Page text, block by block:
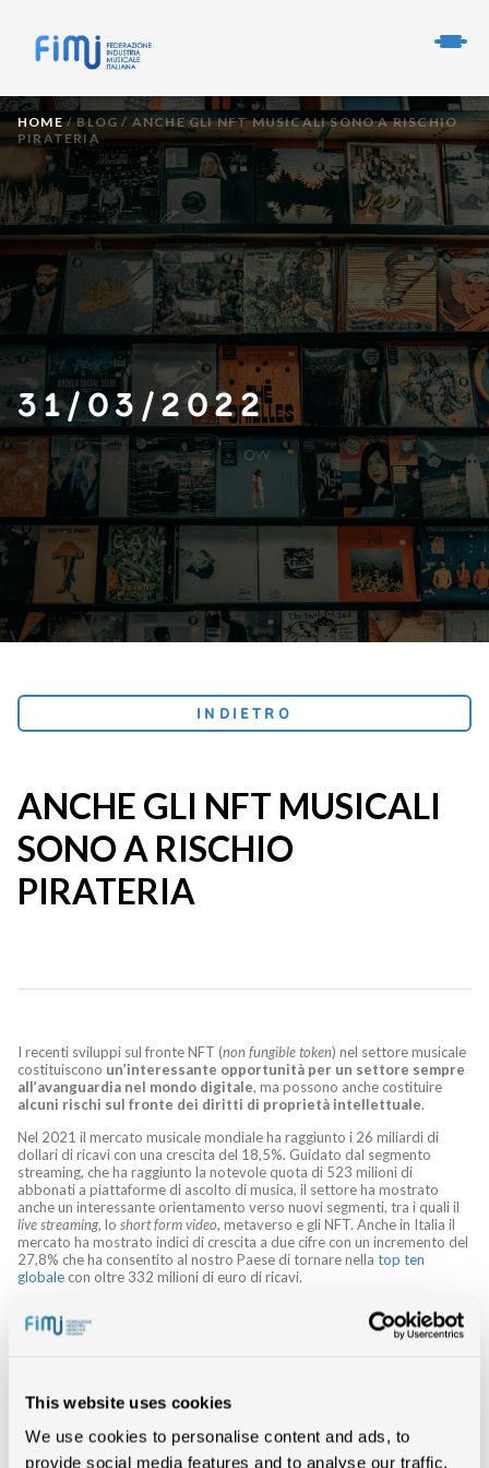
This website uses cookies
We use cookies to personalise content and ads, to
provide social media features and to analyse our traffic.
HOME/BLOG / ANCHE GLI NFT MUSICALI SONO A RISCHIO
PIRATERIA
31/03/2022
INDIETRO
ANCHE GLI NFT MUSICALI
SONO A RISCHIO
PIRATERIA
I recenti sviluppi sul fronte NFT (non fungible token) nel settore musicale
costituiscono un’interessante opportunità per un settore sempre
all’avanguardia nel mondo digitale, ma possono anche costituire
alcuni rischi sul fronte dei diritti di proprietà intellettuale.
Nel 2021 il mercato musicale mondiale ha raggiunto i 26 miliardi di
dollari di ricavi con una crescita del 18,5%. Guidato dal segmento
streaming, che ha raggiunto la notevole quota di 523 milioni di
abbonati a piattaforme di ascolto di musica, il settore ha mostrato
anche un interessante orientamento verso nuovi segmenti, tra i quali il
live streaming, lo short form video, metaverso e gli NFT. Anche in Italia il
mercato ha mostrato indici di crescita a due cifre con un incremento del
27,8% che ha consentito al nostro Paese di tornare nella top ten
globale con oltre 332 milioni di euro di ricavi.
L’innovazione sempre più spinta è alla base dello sviluppo del
settore e si aprono nuovi scenari per le etichette e gli artisti: in
questo contesto ci focalizzeremo sul nascente mondo degli NFT e le
Gli NFT sono di fatto dei certificati digitali che tramite dei pacchetti di
informazioni descrivono e certificano la proprietà di un oggetto fisico o
digitale. Nel settore dell’arte e della musica stanno avendo un notevole
boom e gli esperti valutano questo segmento in forte crescita nel